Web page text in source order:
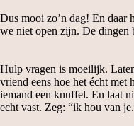
Dus mooi zo’n dag! En daar
we niet open zijn. De dingen
Hulp vragen is moeilijk.
vriend eens hoe het écht met
iemand een knuffel. En laat
echt vast. Zeg: “ik hou van